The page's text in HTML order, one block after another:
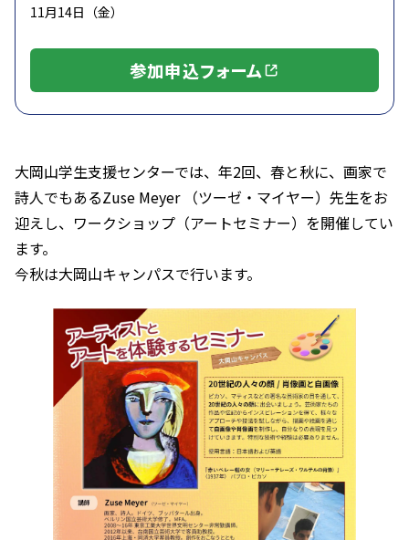
11月14日（金）
参加申込フォーム
大岡山学生支援センターでは、年2回、春と秋に、画家で
詩人でもあるZuse Meyer （ツーゼ・マイヤー）先生をお
迎えし、ワークショップ（アートセミナー）を開催してい
ます。
今秋は大岡山キャンパスで行います。